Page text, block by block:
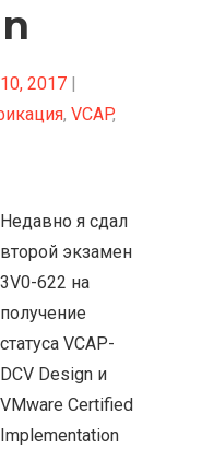
2017|
, VCAP,
Недавно я сдал
второй экзамен
3V0-622 на
получение
статуса VCAP-
DCV Design и
VMware Certified
Implementation